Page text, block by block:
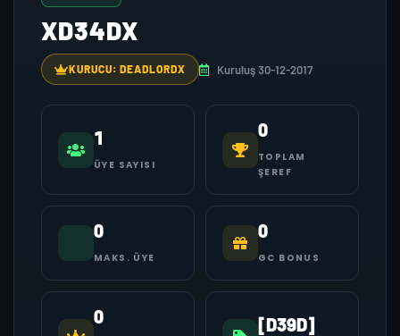
XD34DX
KURUCU: DEADLORDX Kuruluş 30-12-2017
1
ÜYE SAYISI
0
TOPLAM
ŞEREF
0
MAKS. ÜYE
0
GC BONUS
0 [D39D]